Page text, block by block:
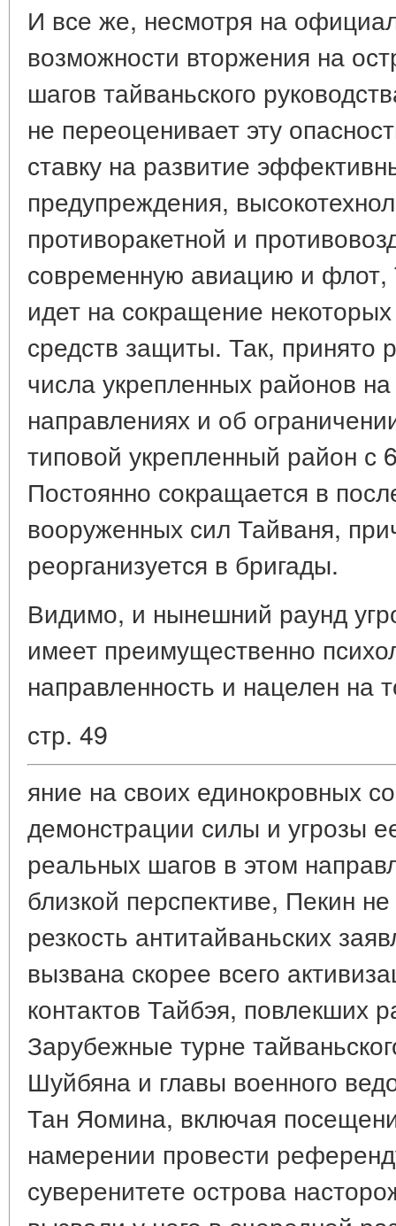
И все же, несмотря на
возможности вторжения на
шагов тайваньского
не переоценивает эту
ставку на развитие
предупреждения,
противоракетной и
современную авиацию и флот,
идет на сокращение
средств защиты. Так,
числа укрепленных районов
направлениях и об
типовой укрепленный район с
Постоянно сокращается в
вооруженных сил Тайваня,
реорганизуется в бригады.
Видимо, и нынешний раунд
имеет преимущественно
направленность и нацелен на
стр. 49
яние на своих единокровных
демонстрации силы и угрозы
реальных шагов в этом
близкой перспективе, Пекин
резкость антитайваньских
вызвана скорее всего
контактов Тайбэя, повлекших
Зарубежные турне
Шуйбяна и главы военного
Тан Яомина, включая
намерении провести
суверенитете острова